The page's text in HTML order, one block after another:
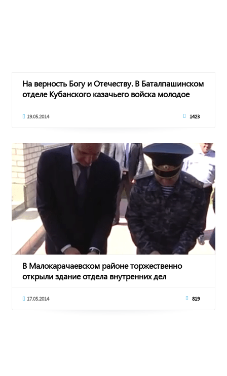
На верность Богу и Отечеству. В Баталпашинском
отделе Кубанского казачьего войска молодое
19.05.2014 1423
В Малокарачаевском районе торжественно
открыли здание отдела внутренних дел
17.05.2014 819